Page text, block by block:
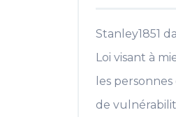
Stanley1851
Loi visant à
les
de